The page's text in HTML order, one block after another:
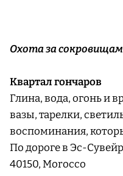
Охота за
Квартал гончаров
Глина, вода, огонь и
вазы, тарелки,
воспоминания,
По дороге в Эс-
40150, Morocco